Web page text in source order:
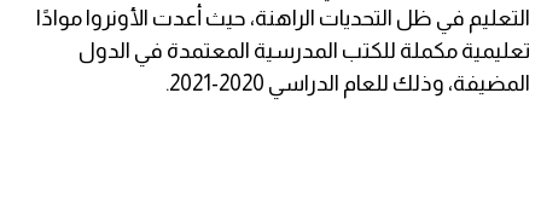
التعليم في ظل التحديات الراهنة، حيث أعدت الأونروا موادًا
تعليمية مكملة للكتب المدرسية المعتمدة في الدول
المضيفة، وذلك للعام الدراسي 2020-2021.